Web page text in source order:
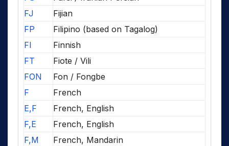
FJ
Fijian
FP
Filipino (based on Tagalog)
FI
Finnish
FT
Fiote / Vili
FON
Fon / Fongbe
F
French
E,F
French, English
F,E
French, English
F,M
French, Mandarin